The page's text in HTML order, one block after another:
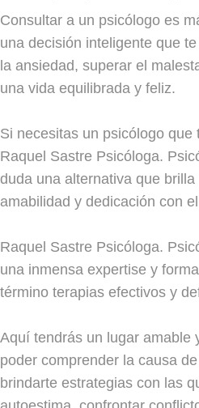
Consultar a un psicólogo es
una decisión inteligente que
la ansiedad, superar el
una vida equilibrada y feliz.
Si necesitas un psicólogo que
Raquel Sastre Psicóloga.
duda una alternativa que
amabilidad y dedicación con
Raquel Sastre Psicóloga.
una inmensa expertise y
término terapias efectivos y
Aquí tendrás un lugar amable
poder comprender la causa
brindarte estrategias con las